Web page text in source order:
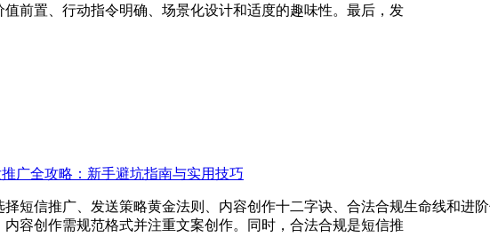
前置、行动指令明确、场景化设计和适度的趣味性。最后，发
广全攻略：新手避坑指南与实用技巧
短信推广、发送策略黄金法则、内容创作十二字诀、合法合规生命线和进
容创作需规范格式并注重文案创作。同时，合法合规是短信推